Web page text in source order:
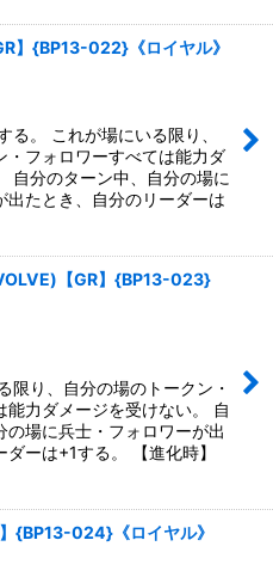
】{BP13-022}《ロイヤル》
。 これが場にいる限り、
・フォロワーすべては能力ダ
自分のターン中、自分の場に
出たとき、自分のリーダーは
【GR】{BP13-023}
り、自分の場のトークン・
能力ダメージを受けない。 自
の場に兵士・フォロワーが出
ーは+1する。 【進化時】
{BP13-024}《ロイヤル》